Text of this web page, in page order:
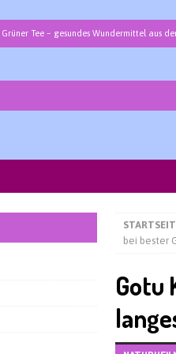
Grüner Tee – gesundes Wundermittel aus
Traubenkernöl -Jungbrunnen für Haut und
Lapacho – die heilsame peruanische
Bor – Spurenelement als Wunderwaffe
bei bester
Gotu